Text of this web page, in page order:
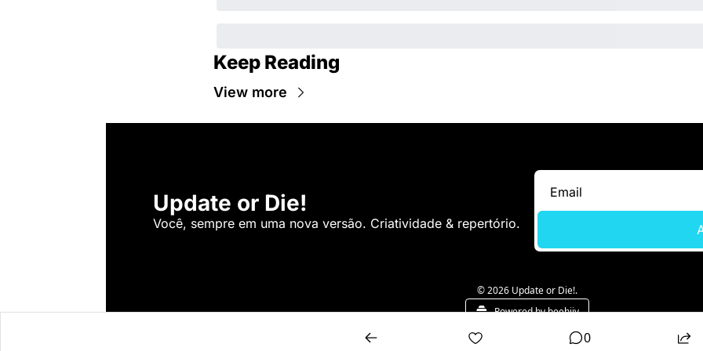
Keep Reading
View more
Update or Die!
Você, sempre em uma nova versão. Criatividade & repertório.
© 2026 Update or Die!.
Powered by beehiiv
0